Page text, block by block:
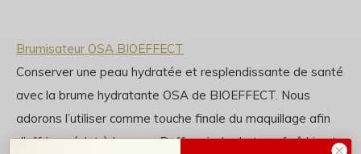
Brumisateur OSA BIOEFFECT
Conserver une peau hydratée et resplendissante de santé
avec la brume hydratante OSA de BIOEFFECT. Nous
adorons l’utiliser comme touche finale du maquillage afin
d’offrir un éclat à la peau. Raffermis, hydrate, rafraîchis et